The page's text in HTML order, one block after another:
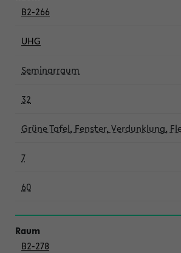
B2-266
UHG
Seminarraum
32
Grüne Tafel, Fenster, Verdunklung,
7
60
B2-278